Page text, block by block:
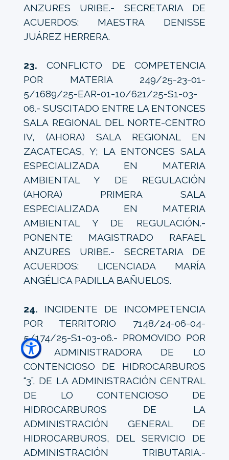
ANZURES URIBE.- SECRETARIA DE
ACUERDOS: MAESTRA DENISSE
JUÁREZ HERRERA.
23.CONFLICTO DE COMPETENCIA
POR MATERIA 249/25-23-01-
5/1689/25-EAR-01-10/621/25-S1-03-
06.- SUSCITADO ENTRE LA ENTONCES
SALA REGIONAL DEL NORTE-CENTRO
IV, (AHORA) SALA REGIONAL EN
ZACATECAS, Y; LA ENTONCES SALA
ESPECIALIZADA EN MATERIA
AMBIENTAL Y DE REGULACIÓN
(AHORA) PRIMERA SALA
ESPECIALIZADA EN MATERIA
AMBIENTAL Y DE REGULACIÓN.-
PONENTE: MAGISTRADO RAFAEL
ANZURES URIBE.- SECRETARIA DE
ACUERDOS: LICENCIADA MARÍA
ANGÉLICA PADILLA BAÑUELOS.
24. INCIDENTE DE INCOMPETENCIA
POR TERRITORIO 7148/24-06-04-
5/174/25-S1-03-06.- PROMOVIDO POR
LA ADMINISTRADORA DE LO
CONTENCIOSO DE HIDROCARBUROS
“3”, DE LA ADMINISTRACIÓN CENTRAL
DE LO CONTENCIOSO DE
HIDROCARBUROS DE LA
ADMINISTRACIÓN GENERAL DE
HIDROCARBUROS, DEL SERVICIO DE
ADMINISTRACIÓN TRIBUTARIA.-